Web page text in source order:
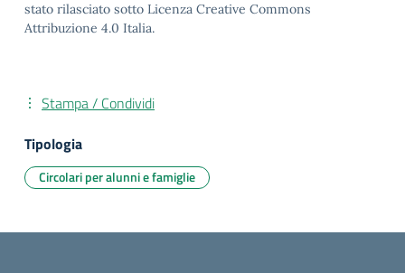
stato rilasciato sotto Licenza Creative Commons
Attribuzione 4.0 Italia.
Stampa / Condividi
Tipologia
Circolari per alunni e famiglie